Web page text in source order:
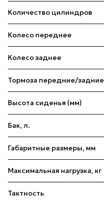
Количество цилиндров
Колесо переднее
Колесо заднее
Тормоза передние/задние
Высота сиденья (мм)
Бак, л.
Габаритные размеры, мм
Максимальная нагрузка, кг
Тактность